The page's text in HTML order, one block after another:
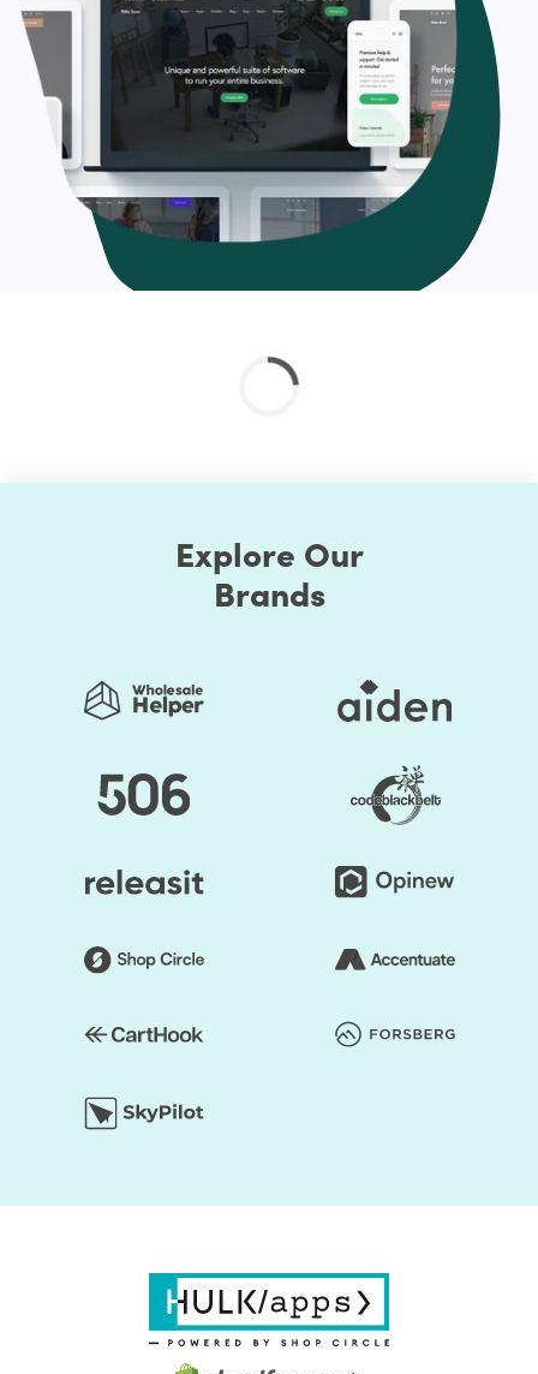
Our ThemeForest Shopify theme customization services
include:?
Design layout adjustments
Typography adjustments
Logo and branding integration
Custom functionality
And much more
Check out the custom curated Shopify theme
customization service and if you don’t find your’s just
Explore Our
Brands